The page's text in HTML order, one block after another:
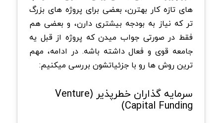
های تازه کار بهترن، بعضی برای پروژه های بزرگ
تر که نیاز به بودجه بیشتری دارن، و بعضی هم
فقط در صورتی جواب میدن که پروژه از قبل یه
جامعه قوی و فعال داشته باشه. در ادامه، مهم
ترین روش ها رو با جزئیاتشون بررسی میکنیم:
سرمایه گذاران خطرپذیر (Venture
Capital Funding)